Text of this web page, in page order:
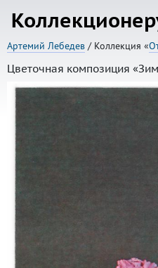
Артемий Лебедев / Коллекция «
Цветочная композиция